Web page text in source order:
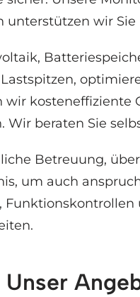
unterstützen wir
beraten Sie
Betreuung,
um auch